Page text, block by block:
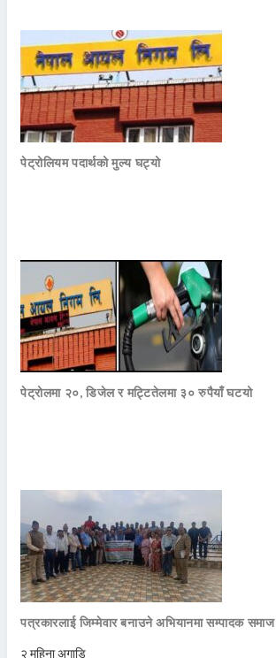
पेट्रोलियम पदार्थको मुल्य घट्यो
पेट्रोलमा २०, डिजेल र मट्टितेलमा ३० रुपैयाँ घटयो
पत्रकारलाई जिम्मेवार बनाउने अभियानमा सम्पादक समाज
२ महिना अगाडि